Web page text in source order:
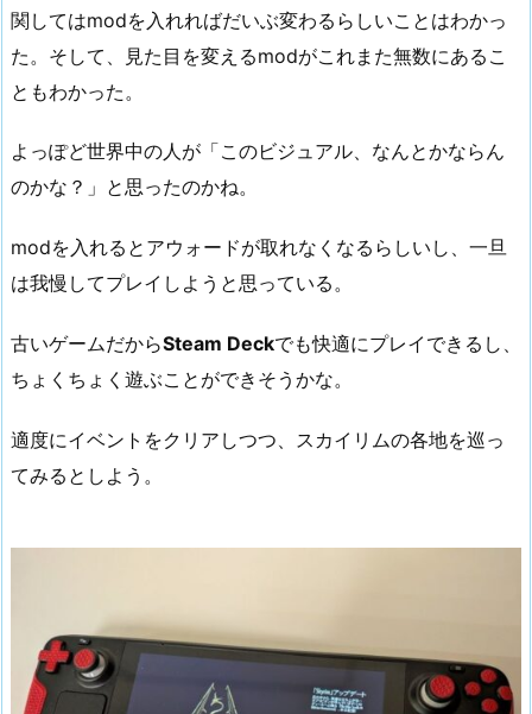
関してはmodを入れればだいぶ変わるらしいことはわかっ
た。そして、見た目を変えるmodがこれまた無数にあるこ
ともわかった。
よっぽど世界中の人が「このビジュアル、なんとかならん
のかな？」と思ったのかね。
modを入れるとアウォードが取れなくなるらしいし、一旦
は我慢してプレイしようと思っている。
古いゲームだからSteam Deckでも快適にプレイできるし、
ちょくちょく遊ぶことができそうかな。
適度にイベントをクリアしつつ、スカイリムの各地を巡っ
てみるとしよう。